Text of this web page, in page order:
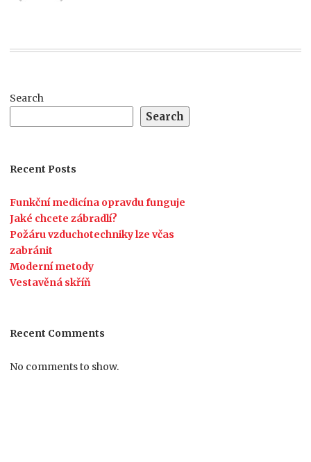
Search
Search
Recent Posts
Funkční medicína opravdu funguje
Jaké chcete zábradlí?
Požáru vzduchotechniky lze včas
zabránit
Moderní metody
Vestavěná skříň
Recent Comments
No comments to show.